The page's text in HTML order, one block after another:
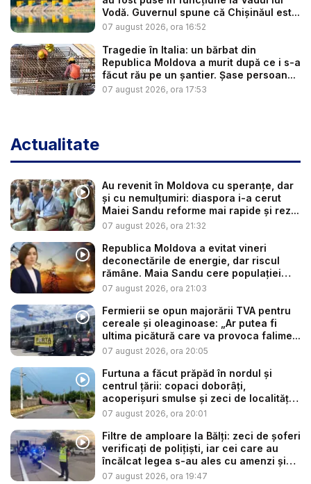
Vodă. Guvernul spune că Chișinăul est...
07 august 2026, ora 16:52
Tragedie în Italia: un bărbat din
Republica Moldova a murit după ce i s-a
făcut rău pe un șantier. Șase persoan...
07 august 2026, ora 17:53
Actualitate
Au revenit în Moldova cu speranțe, dar
și cu nemulțumiri: diaspora i-a cerut
Maiei Sandu reforme mai rapide și rez...
07 august 2026, ora 21:32
Republica Moldova a evitat vineri
deconectările de energie, dar riscul
rămâne. Maia Sandu cere populației
să...
07 august 2026, ora 21:03
Fermierii se opun majorării TVA pentru
cereale și oleaginoase: „Ar putea fi
ultima picătură care va provoca falime...
07 august 2026, ora 20:05
Furtuna a făcut prăpăd în nordul și
centrul țării: copaci doborâți,
acoperișuri smulse și zeci de localități
...
07 august 2026, ora 20:01
Filtre de amploare la Bălți: zeci de șoferi
verificați de polițiști, iar cei care au
încălcat legea s-au ales cu amenzi și
s...
07 august 2026, ora 19:47